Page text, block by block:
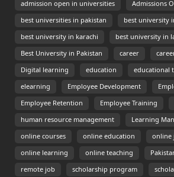
admission open in universities Admissions
best universities in pakistan best university
best university in karachi best university in
Best University in Pakistan career
Digital learning education educational
elearning Employee Development
Employee Retention Employee Training
human resource management Learning
online courses online education online
online learning online teaching
remote job scholarship program